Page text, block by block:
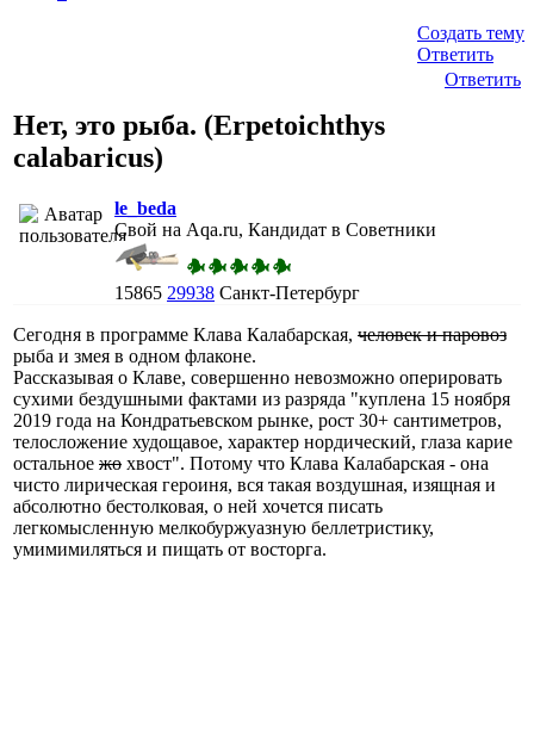
Создать тему
Ответить
Ответить
Нет, это рыба. (Erpetoichthys
calabaricus)
le_beda
Свой на Aqa.ru, Кандидат в Советники
15865 29938 Санкт-Петербург
Сегодня в программе Клава Калабарская, человек и паровоз
рыба и змея в одном флаконе.
Рассказывая о Клаве, совершенно невозможно оперировать
сухими бездушными фактами из разряда "куплена 15 ноября
2019 года на Кондратьевском рынке, рост 30+ сантиметров,
телосложение худощавое, характер нордический, глаза карие
остальное жо хвост". Потому что Клава Калабарская - она
чисто лирическая героиня, вся такая воздушная, изящная и
абсолютно бестолковая, о ней хочется писать
легкомысленную мелкобуржуазную беллетристику,
умимимиляться и пищать от восторга.